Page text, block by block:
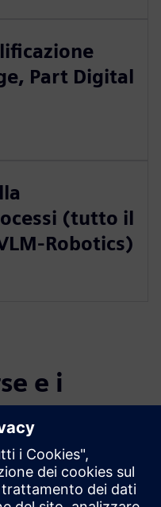
Part Digital
(tutto il
Robotics)
e i
aggiuntive